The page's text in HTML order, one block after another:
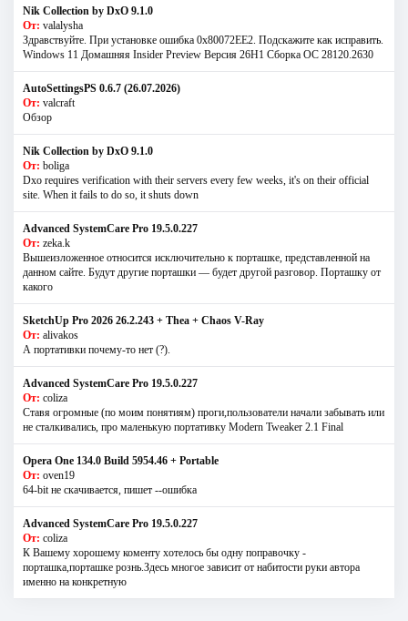
Nik Collection by DxO 9.1.0
От: valalysha
Здравствуйте. При установке ошибка 0х80072EE2. Подскажите как исправить.
Windows 11 Домашняя Insider Preview Версия 26H1 Сборка ОС 28120.2630
AutoSettingsPS 0.6.7 (26.07.2026)
От: valcraft
Обзор
Nik Collection by DxO 9.1.0
От: boliga
Dxo requires verification with their servers every few weeks, it's on their official
site. When it fails to do so, it shuts down
Advanced SystemCare Pro 19.5.0.227
От: zeka.k
Вышеизложенное относится исключительно к порташке, представленной на
данном сайте. Будут другие порташки — будет другой разговор. Порташку от
какого
SketchUp Pro 2026 26.2.243 + Thea + Chaos V-Ray
От: alivakos
А портативки почему-то нет (?).
Advanced SystemCare Pro 19.5.0.227
От: coliza
Ставя огромные (по моим понятиям) проги,пользователи начали забывать или
не сталкивались, про маленькую портативку Modern Tweaker 2.1 Final
Opera One 134.0 Build 5954.46 + Portable
От: oven19
64-bit не скачивается, пишет --ошибка
Advanced SystemCare Pro 19.5.0.227
От: coliza
К Вашему хорошему коменту хотелось бы одну поправочку -
порташка,порташке рознь.Здесь многое зависит от набитости руки автора
именно на конкретную